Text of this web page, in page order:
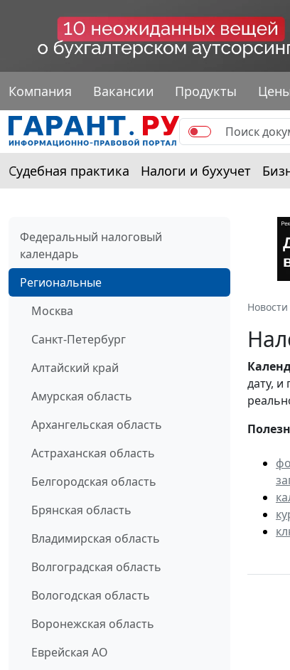
Компания Вакансии Продукты
Судебная практика Налоги и бухучет
Федеральный налоговый
календарь
Региональные
Москва
Санкт-Петербург
Алтайский край
Амурская область
Архангельская область
Астраханская область
Белгородская область
Брянская область
Владимирская область
Волгоградская область
Вологодская область
Воронежская область
Еврейская АО
дату,